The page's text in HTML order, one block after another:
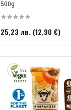
500g
25,23 лв. (12,90 €)